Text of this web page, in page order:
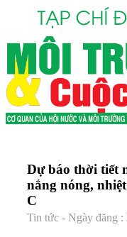
Dự báo thời tiết
nắng nóng,
C
Tin tức - Ngày đăng :